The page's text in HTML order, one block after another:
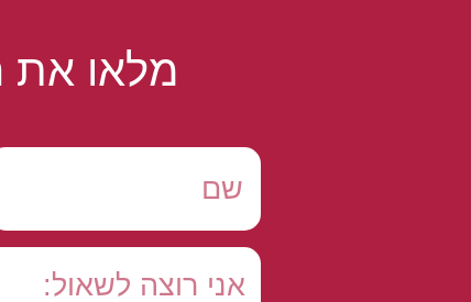
מלאו את